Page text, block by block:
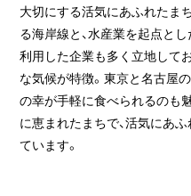
大切にする活気にあふれたま
る海岸線と、水産業を起点と
利用した企業も多く立地して
な気候が特徴。東京と名古屋
の幸が手軽に食べられるのも
に恵まれたまちで、活気にあ
ています。